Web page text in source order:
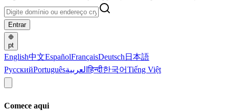
Entrar
pt
English中文EspañolFrançaisDeutsch 日本語
РусскийPortuguêsالعربيةहिन्दी한국어Tiếng Việt
Comece aqui